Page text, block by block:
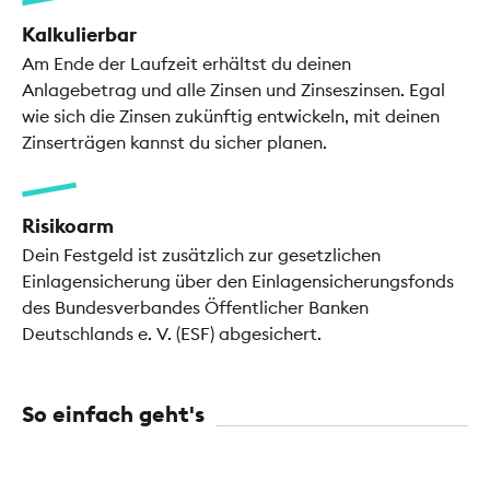
Kalkulierbar
Am Ende der Laufzeit erhältst du deinen
Anlagebetrag und alle Zinsen und Zinseszinsen. Egal
wie sich die Zinsen zukünftig entwickeln, mit deinen
Zinserträgen kannst du sicher planen.
Risikoarm
Dein Festgeld ist zusätzlich zur gesetzlichen
Einlagensicherung über den Einlagensicherungsfonds
des Bundesverbandes Öffentlicher Banken
Deutschlands e. V. (ESF) abgesichert.
So einfach geht's